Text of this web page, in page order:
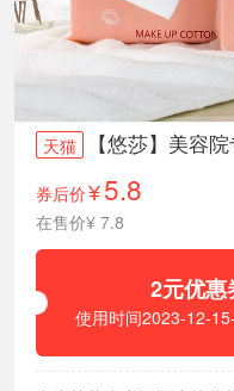
天猫 【悠莎】美容
券后价¥ 5.8
在售价¥ 7.8
2元优惠
使用时间2023-12-